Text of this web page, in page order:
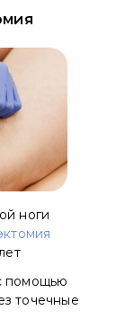
ноги
помощью
точечные